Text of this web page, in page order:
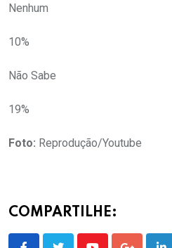
Nenhum
10%
Não Sabe
19%
Foto: Reprodução/Youtube
COMPARTILHE: